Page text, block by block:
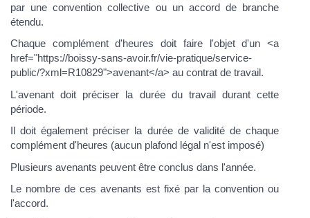
par une convention collective ou un accord de branche
étendu.
Chaque complément d'heures doit faire l'objet d'un <a
href="https://boissy-sans-avoir.fr/vie-pratique/service-
public/?xml=R10829">avenant</a> au contrat de travail.
L'avenant doit préciser la durée du travail durant cette
période.
Il doit également préciser la durée de validité de chaque
complément d'heures (aucun plafond légal n'est imposé)
Plusieurs avenants peuvent être conclus dans l'année.
Le nombre de ces avenants est fixé par la convention ou
l'accord.